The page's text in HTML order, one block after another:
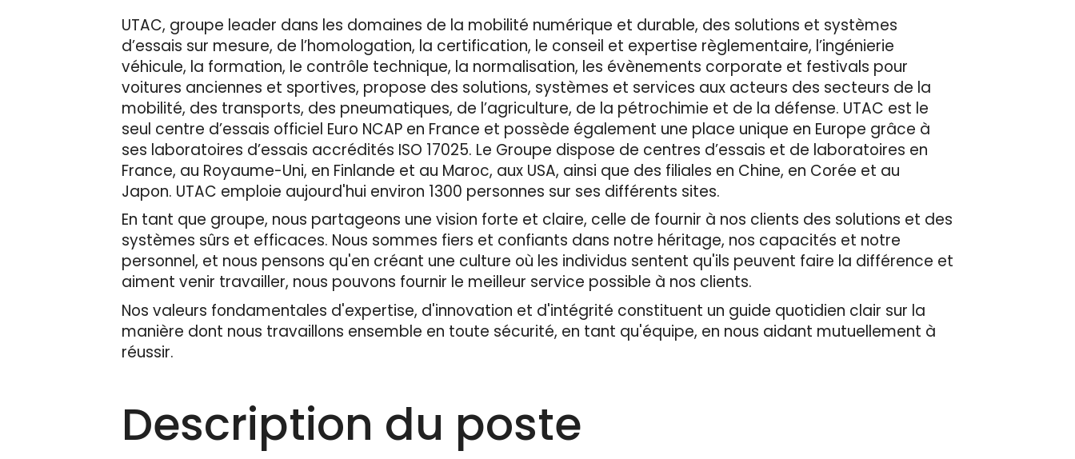
UTAC, groupe leader dans les domaines de la mobilité numérique et durable, des solutions et systèmes
d’essais sur mesure, de l’homologation, la certification, le conseil et expertise règlementaire, l’ingénierie
véhicule, la formation, le contrôle technique, la normalisation, les évènements corporate et festivals pour
voitures anciennes et sportives, propose des solutions, systèmes et services aux acteurs des secteurs de la
mobilité, des transports, des pneumatiques, de l’agriculture, de la pétrochimie et de la défense. UTAC est le
seul centre d’essais officiel Euro NCAP en France et possède également une place unique en Europe grâce à
ses laboratoires d’essais accrédités ISO 17025. Le Groupe dispose de centres d’essais et de laboratoires en
France, au Royaume-Uni, en Finlande et au Maroc, aux USA, ainsi que des filiales en Chine, en Corée et au
Japon. UTAC emploie aujourd'hui environ 1300 personnes sur ses différents sites.
En tant que groupe, nous partageons une vision forte et claire, celle de fournir à nos clients des solutions et des
systèmes sûrs et efficaces. Nous sommes fiers et confiants dans notre héritage, nos capacités et notre
personnel, et nous pensons qu'en créant une culture où les individus sentent qu'ils peuvent faire la différence et
aiment venir travailler, nous pouvons fournir le meilleur service possible à nos clients.
Nos valeurs fondamentales d'expertise, d'innovation et d'intégrité constituent un guide quotidien clair sur la
manière dont nous travaillons ensemble en toute sécurité, en tant qu'équipe, en nous aidant mutuellement à
réussir.
Description du poste